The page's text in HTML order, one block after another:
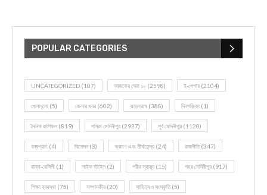
POPULAR CATEGORIES
UNCATEGORIZED (107) আজকের সেরা ১০ (2598) ই-পেপার (2104)
খেলাধূলো (5) জেলার খবর (602) ঝাড়গ্রাম (388) দিনপঞ্জিকা (1)
দৈনিক রাশিফল (819) পশ্চিম মেদিনীপুর (2937) পূর্ব মেদিনীপুর (1120)
বন্যপ্রাণ (4) বিনোদন(3) ভ্রমণ এবং তীর্থকেন্দ্র (24) রাজনীতি(347)
রান্না-রেসিপী (1) লাইফ স্টাইল (2) শরীর স্বাস্থ্য (15) শহর মেদিনীপুর (917)
শিক্ষা ব্যবস্থা (75) সম্পাদকীয় (20) সাহিত্য ও সংস্কৃতি(5)